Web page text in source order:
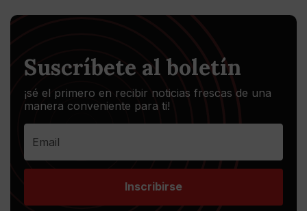
Suscríbete al boletín
¡sé el primero en recibir noticias frescas de una
manera conveniente para ti!
Inscribirse